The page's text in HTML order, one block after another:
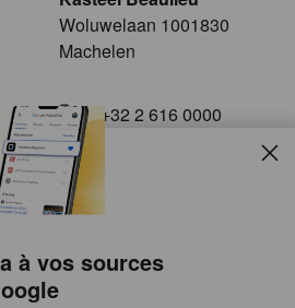
à vos sources
​​​Woluwelaan 1001830
Machelen
+32 2 616 0000
Follow us on